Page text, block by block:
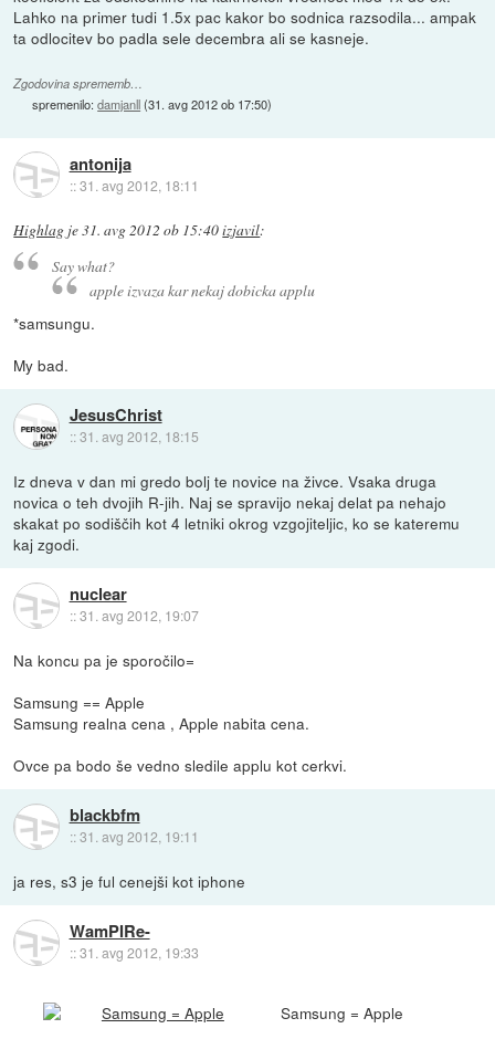
Lahko na primer tudi 1.5x pac kakor bo sodnica razsodila... ampak
ta odlocitev bo padla sele decembra ali se kasneje.
Zgodovina sprememb…
spremenilo:damjanll(31. avg 2012 ob 17:50)
antonija
::31. avg 2012, 18:11
Highlag je31. avg 2012 ob 15:40izjavil:
Say what?
apple izvaza kar nekaj dobicka applu
*samsungu.
My bad.
JesusChrist
::31. avg 2012, 18:15
Iz dneva v dan mi gredo bolj te novice na živce. Vsaka druga
novica o teh dvojih R-jih. Naj se spravijo nekaj delat pa nehajo
skakat po sodiščih kot 4 letniki okrog vzgojiteljic, ko se kateremu
kaj zgodi.
nuclear
::31. avg 2012, 19:07
Na koncu pa je sporočilo=
Samsung == Apple
Samsung realna cena , Apple nabita cena.
Ovce pa bodo še vedno sledile applu kot cerkvi.
blackbfm
::31. avg 2012, 19:11
ja res, s3 je ful cenejši kot iphone
WamPIRe-
::31. avg 2012, 19:33
Samsung = Apple